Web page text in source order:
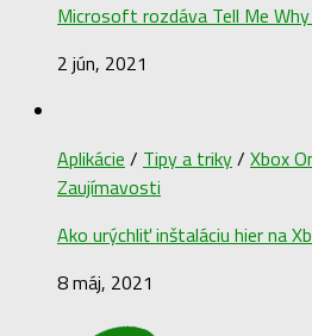
Microsoft rozdáva Tell Me
2 jún, 2021
Aplikácie / Tipy a triky/ Xbox
Zaujímavosti
Ako urýchliť inštaláciu hier na
8 máj, 2021